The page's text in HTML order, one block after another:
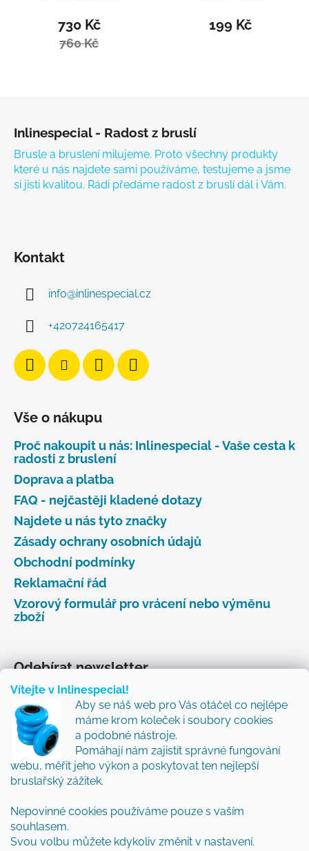
Vítejte v Inlinespecial!
Aby se náš web pro Vás otáčel co nejlépe
máme krom koleček i soubory cookies
a podobné nástroje.
Pomáhají nám zajistit správné fungování
webu, měřit jeho výkon a poskytovat ten nejlepší
bruslařský zážitek.
Nepovinné cookies používáme pouze s vaším
souhlasem.
Svou volbu můžete kdykoliv změnit v nastavení.
730 Kč
760 Kč
199 Kč
Inlinespecial - Radost z bruslí
Brusle a bruslení milujeme. Proto všechny produkty
které u nás najdete sami používáme, testujeme a jsme
si jisti kvalitou. Rádi předáme radost z bruslí dál i Vám.
Kontakt
info@inlinespecial.cz
+420724165417
Vše o nákupu
Proč nakoupit u nás: Inlinespecial - Vaše cesta k
radosti z bruslení
Doprava a platba
FAQ - nejčastěji kladené dotazy
Najdete u nás tyto značky
Zásady ochrany osobních údajů
Obchodní podmínky
Reklamační řád
Vzorový formulář pro vrácení nebo výměnu
zboží
Odebírat newsletter
Vložte svůj e-mail a my vám budeme zasílat informace
o nových produktech na našem e-shopu.
Přidejte se k nám a my Vám budeme zasílat ty nejlepší
novinky a tipy.
E-mail
Vložením e-mailu souhlasíte spodmínkami
ochrany osobních údajů